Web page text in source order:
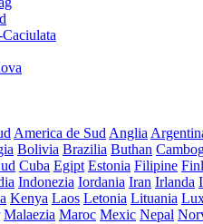
America de Sud Anglia
Bolivia Brazilia Buthan
Cuba Egipt Estonia Filipine
Indonezia Iordania Iran Irlanda
Kenya Laos Letonia Lituania
Malaezia Maroc Mexic Nepal